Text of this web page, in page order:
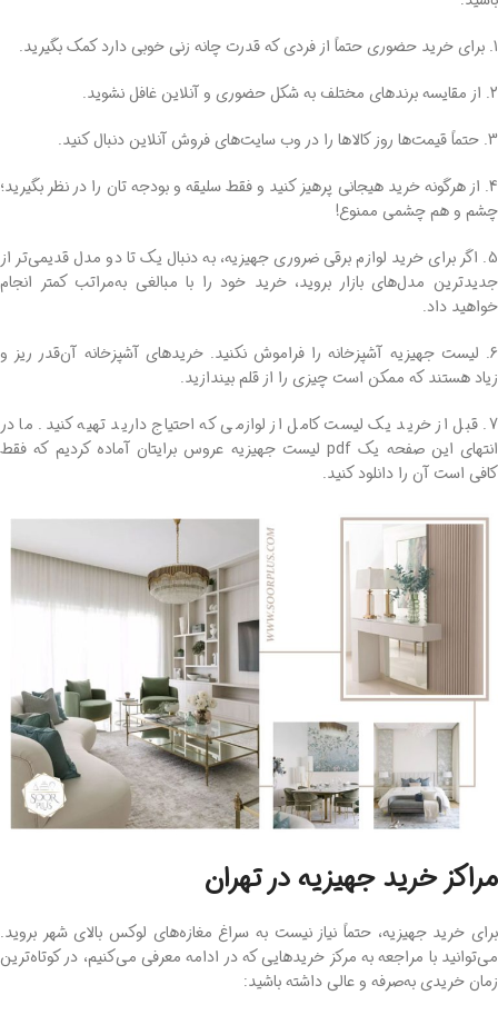
1. برای خرید حضوری حتماً از فردی که قدرت چانه زنی خوبی دارد کمک بگیرید.
2. از مقایسه برندهای مختلف به شکل حضوری و آنلاین غافل نشوید.
3. حتماً قیمت‌ها روز کالاها را در وب سایت‌های فروش آنلاین دنبال کنید.
4. از هرگونه خرید هیجانی پرهیز کنید و فقط سلیقه و بودجه تان را در نظر بگیرید؛
چشم و هم چشمی ممنوع!
5. اگر برای خرید لوازم برقی ضروری جهیزیه، به دنبال یک تا دو مدل قدیمی‌تر از
جدیدترین مدل‌های بازار بروید، خرید خود را با مبالغی به‌مراتب کمتر انجام
خواهید داد.
6. لیست جهیزیه آشپزخانه را فراموش نکنید. خریدهای آشپزخانه آن‌قدر ریز و
زیاد هستند که ممکن است چیزی را از قلم بیندازید.
7. قبل از خرید یک لیست کامل از لوازمی که احتیاج دارید تهیه کنید. ما در
انتهای این صفحه یک pdf لیست جهیزیه عروس برایتان آماده کردیم که فقط
کافی است آن را دانلود کنید.
مراکز خرید جهیزیه در تهران
برای خرید جهیزیه، حتماً نیاز نیست به سراغ مغازه‌های لوکس بالای شهر بروید.
می‌توانید با مراجعه به مرکز خریدهایی که در ادامه معرفی می‌کنیم، در کوتاه‌ترین
زمان خریدی به‌صرفه و عالی داشته باشید: